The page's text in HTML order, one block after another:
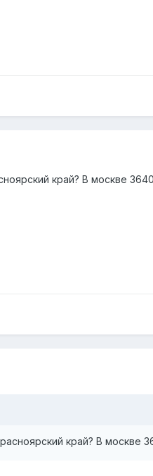
край? В москве
край? В москве